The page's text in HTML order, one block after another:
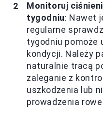
Monitoruj
tygodniu: Nawet
regularne
tygodniu pomoże
kondycji. Należy
naturalnie tracą
zaleganie z
uszkodzenia lub
prowadzenia